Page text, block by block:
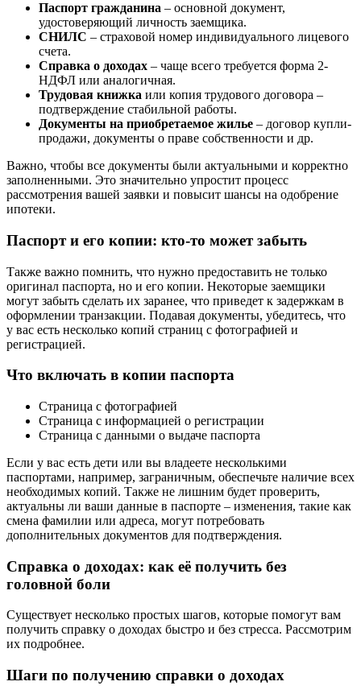
Паспорт гражданина – основной документ,
удостоверяющий личность заемщика.
СНИЛС – страховой номер индивидуального лицевого
счета.
Справка о доходах – чаще всего требуется форма 2-
НДФЛ или аналогичная.
Трудовая книжка или копия трудового договора –
подтверждение стабильной работы.
Документы на приобретаемое жилье – договор купли-
продажи, документы о праве собственности и др.
Важно, чтобы все документы были актуальными и корректно
заполненными. Это значительно упростит процесс
рассмотрения вашей заявки и повысит шансы на одобрение
ипотеки.
Паспорт и его копии: кто-то может забыть
Также важно помнить, что нужно предоставить не только
оригинал паспорта, но и его копии. Некоторые заемщики
могут забыть сделать их заранее, что приведет к задержкам в
оформлении транзакции. Подавая документы, убедитесь, что
у вас есть несколько копий страниц с фотографией и
регистрацией.
Что включать в копии паспорта
Страница с фотографией
Страница с информацией о регистрации
Страница с данными о выдаче паспорта
Если у вас есть дети или вы владеете несколькими
паспортами, например, заграничным, обеспечьте наличие всех
необходимых копий. Также не лишним будет проверить,
актуальны ли ваши данные в паспорте – изменения, такие как
смена фамилии или адреса, могут потребовать
дополнительных документов для подтверждения.
Справка о доходах: как её получить без
головной боли
Существует несколько простых шагов, которые помогут вам
получить справку о доходах быстро и без стресса. Рассмотрим
их подробнее.
Шаги по получению справки о доходах